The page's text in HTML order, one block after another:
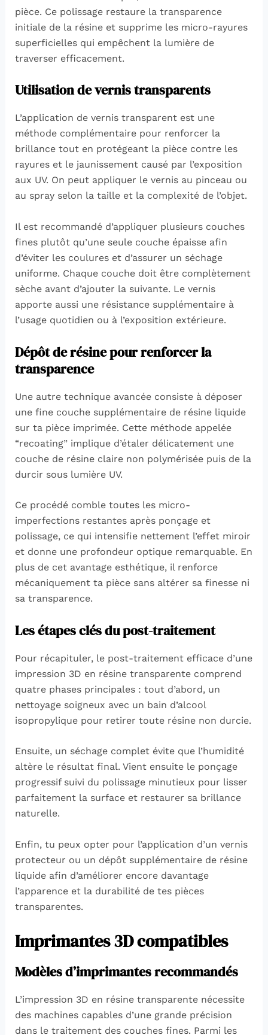
pièce. Ce polissage restaure la transparence
initiale de la résine et supprime les micro-rayures
superficielles qui empêchent la lumière de
traverser efficacement.
Utilisation de vernis transparents
L’application de vernis transparent est une
méthode complémentaire pour renforcer la
brillance tout en protégeant la pièce contre les
rayures et le jaunissement causé par l’exposition
aux UV. On peut appliquer le vernis au pinceau ou
au spray selon la taille et la complexité de l’objet.
Il est recommandé d’appliquer plusieurs couches
fines plutôt qu’une seule couche épaisse afin
d’éviter les coulures et d’assurer un séchage
uniforme. Chaque couche doit être complètement
sèche avant d’ajouter la suivante. Le vernis
apporte aussi une résistance supplémentaire à
l’usage quotidien ou à l’exposition extérieure.
Dépôt de résine pour renforcer la
transparence
Une autre technique avancée consiste à déposer
une fine couche supplémentaire de résine liquide
sur ta pièce imprimée. Cette méthode appelée
“recoating” implique d’étaler délicatement une
couche de résine claire non polymérisée puis de la
durcir sous lumière UV.
Ce procédé comble toutes les micro-
imperfections restantes après ponçage et
polissage, ce qui intensifie nettement l’effet miroir
et donne une profondeur optique remarquable. En
plus de cet avantage esthétique, il renforce
mécaniquement ta pièce sans altérer sa finesse ni
sa transparence.
Les étapes clés du post-traitement
Pour récapituler, le post-traitement efficace d’une
impression 3D en résine transparente comprend
quatre phases principales : tout d’abord, un
nettoyage soigneux avec un bain d’alcool
isopropylique pour retirer toute résine non durcie.
Ensuite, un séchage complet évite que l’humidité
altère le résultat final. Vient ensuite le ponçage
progressif suivi du polissage minutieux pour lisser
parfaitement la surface et restaurer sa brillance
naturelle.
Enfin, tu peux opter pour l’application d’un vernis
protecteur ou un dépôt supplémentaire de résine
liquide afin d’améliorer encore davantage
l’apparence et la durabilité de tes pièces
transparentes.
Imprimantes 3D compatibles
Modèles d’imprimantes recommandés
L’impression 3D en résine transparente nécessite
des machines capables d’une grande précision
dans le traitement des couches fines. Parmi les